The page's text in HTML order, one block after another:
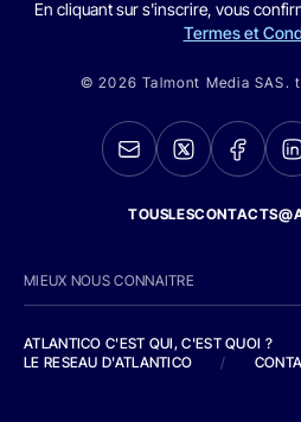
En cliquant sur s'inscrire, vous
Termes et
© 2026 Talmont Media SAS.
MIEUX NOUS CONNAITRE
ATLANTICO C'EST QUI, C'EST QUOI ?
LE RESEAU D'ATLANTICO
/